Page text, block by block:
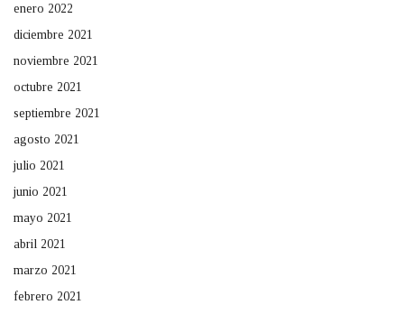
enero 2022
diciembre 2021
noviembre 2021
octubre 2021
septiembre 2021
agosto 2021
julio 2021
junio 2021
mayo 2021
abril 2021
marzo 2021
febrero 2021